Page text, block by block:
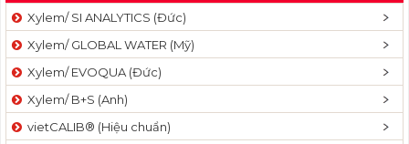
Xylem/ SI ANALYTICS (Đức)
Xylem/ GLOBAL WATER (Mỹ)
Xylem/ EVOQUA (Đức)
Xylem/ B+S (Anh)
vietCALIB® (Hiệu chuẩn)